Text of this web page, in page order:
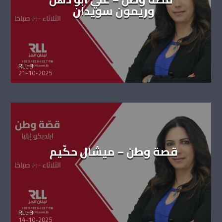
وريمون سويدان
RLL 3
21-10-2025
قصة وطن – ميشال حكّيم
RLL 3
14-10-2025